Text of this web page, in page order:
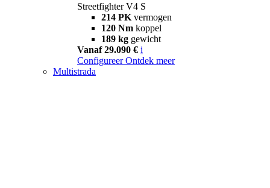
Streetfighter V4 S
214 PK vermogen
120 Nm koppel
189 kg gewicht
Vanaf 29.090 € i
Configureer Ontdek meer
Multistrada